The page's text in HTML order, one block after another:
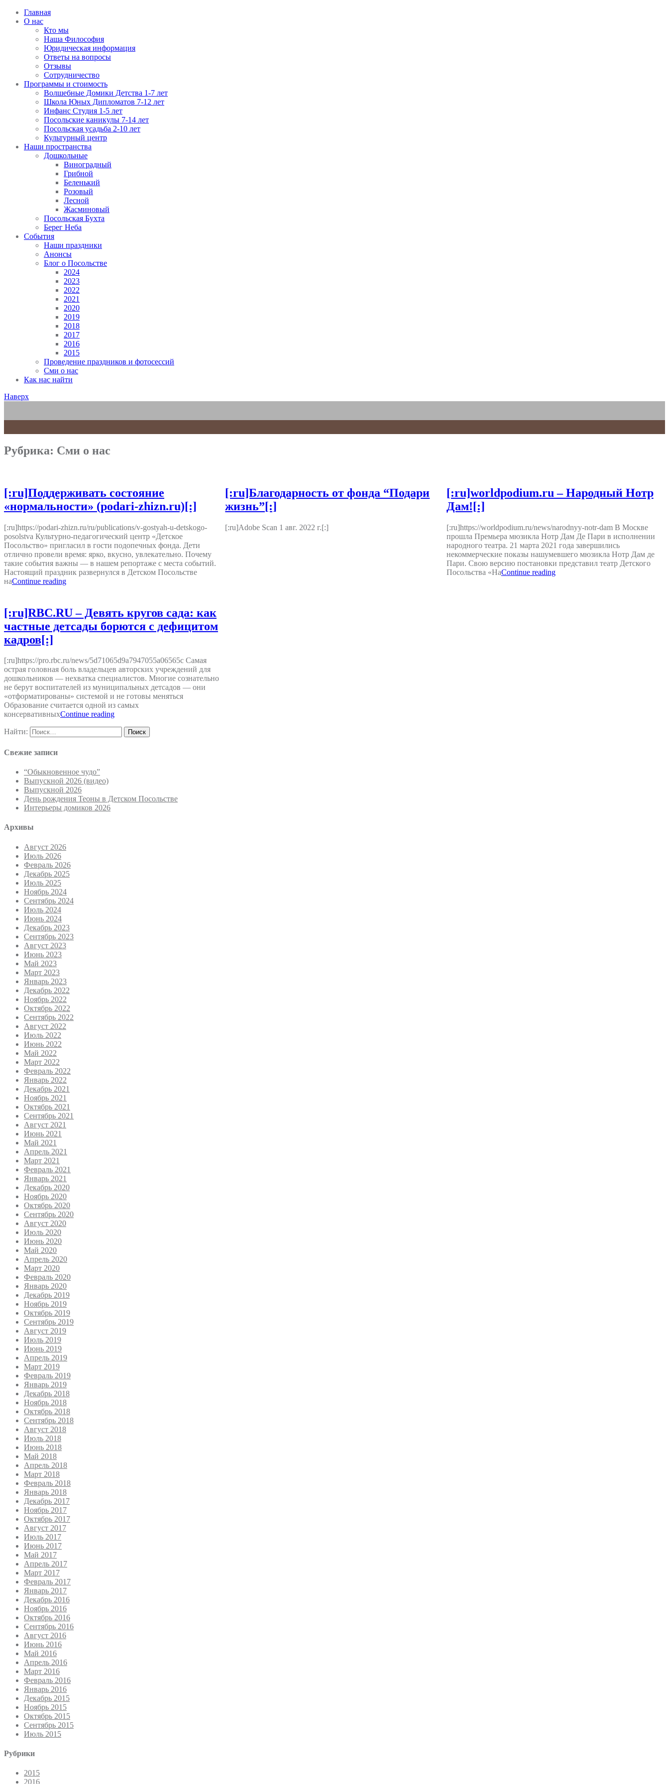
Главная
О нас
Кто мы
Наша Философия
Юридическая информация
Ответы на вопросы
Отзывы
Сотрудничество
Программы и стоимость
Волшебные Домики Детства 1-7 лет
Школа Юных Дипломатов 7-12 лет
Инфанс Студия 1-5 лет
Посольские каникулы 7-14 лет
Посольская усадьба 2-10 лет
Культурный центр
Наши пространства
Дошкольные
Виноградный
Грибной
Беленький
Розовый
Лесной
Жасминовый
Посольская Бухта
Берег Неба
События
Наши праздники
Анонсы
Блог о Посольстве
2024
2023
2022
2021
2020
2019
2018
2017
2016
2015
Проведение праздников и фотосессий
Сми о нас
Как нас найти
Наверх
Рубрика: Сми о нас
[:ru]Поддерживать состояние
«нормальности» (podari-zhizn.ru)[:]
[:ru]https://podari-zhizn.ru/ru/publications/v-gostyah-u-detskogo-
posolstva Культурно-педагогический центр «Детское
Посольство» пригласил в гости подопечных фонда. Дети
отлично провели время: ярко, вкусно, увлекательно. Почему
такие события важны — в нашем репортаже с места событий.
Настоящий праздник развернулся в Детском Посольстве
наContinue reading
[:ru]Благодарность от фонда “Подари
жизнь”[:]
[:ru]Adobe Scan 1 авг. 2022 г.[:]
[:ru]worldpodium.ru – Народный Нотр
Дам![:]
[:ru]https://worldpodium.ru/news/narodnyy-notr-dam В Москве
прошла Премьера мюзикла Нотр Дам Де Пари в исполнении
народного театра. 21 марта 2021 года завершились
некоммерческие показы нашумевшего мюзикла Нотр Дам де
Пари. Свою версию постановки представил театр Детского
Посольства «НаContinue reading
[:ru]RBC.RU – Девять кругов сада: как
частные детсады борются с дефицитом
кадров[:]
[:ru]https://pro.rbc.ru/news/5d71065d9a7947055a06565c Самая
острая головная боль владельцев авторских учреждений для
дошкольников — нехватка специалистов. Многие сознательно
не берут воспитателей из муниципальных детсадов — они
«отформатированы» системой и не готовы меняться
Образование считается одной из самых
консервативныхContinue reading
Найти:
Свежие записи
“Обыкновенное чудо”
Выпускной 2026 (видео)
Выпускной 2026
День рождения Теоны в Детском Посольстве
Интерьеры домиков 2026
Архивы
Август 2026
Июль 2026
Февраль 2026
Декабрь 2025
Июль 2025
Ноябрь 2024
Сентябрь 2024
Июль 2024
Июнь 2024
Декабрь 2023
Сентябрь 2023
Август 2023
Июнь 2023
Май 2023
Март 2023
Январь 2023
Декабрь 2022
Ноябрь 2022
Октябрь 2022
Сентябрь 2022
Август 2022
Июль 2022
Июнь 2022
Май 2022
Март 2022
Февраль 2022
Январь 2022
Декабрь 2021
Ноябрь 2021
Октябрь 2021
Сентябрь 2021
Август 2021
Июнь 2021
Май 2021
Апрель 2021
Март 2021
Февраль 2021
Январь 2021
Декабрь 2020
Ноябрь 2020
Октябрь 2020
Сентябрь 2020
Август 2020
Июль 2020
Июнь 2020
Май 2020
Апрель 2020
Март 2020
Февраль 2020
Январь 2020
Декабрь 2019
Ноябрь 2019
Октябрь 2019
Сентябрь 2019
Август 2019
Июль 2019
Июнь 2019
Апрель 2019
Март 2019
Февраль 2019
Январь 2019
Декабрь 2018
Ноябрь 2018
Октябрь 2018
Сентябрь 2018
Август 2018
Июль 2018
Июнь 2018
Май 2018
Апрель 2018
Март 2018
Февраль 2018
Январь 2018
Декабрь 2017
Ноябрь 2017
Октябрь 2017
Август 2017
Июль 2017
Июнь 2017
Май 2017
Апрель 2017
Март 2017
Февраль 2017
Январь 2017
Декабрь 2016
Ноябрь 2016
Октябрь 2016
Сентябрь 2016
Август 2016
Июнь 2016
Май 2016
Апрель 2016
Март 2016
Февраль 2016
Январь 2016
Декабрь 2015
Ноябрь 2015
Октябрь 2015
Сентябрь 2015
Июль 2015
Рубрики
2015
2016